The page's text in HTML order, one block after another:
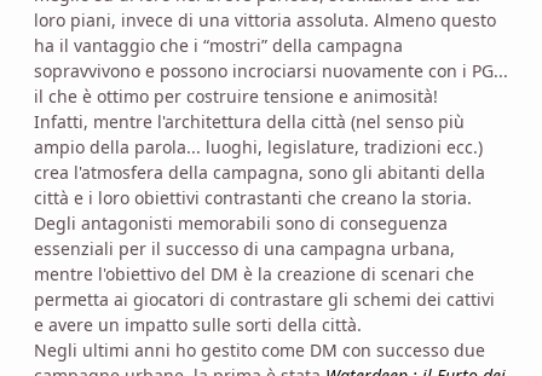
loro piani, invece di una vittoria assoluta. Almeno questo
ha il vantaggio che i “mostri” della campagna
sopravvivono e possono incrociarsi nuovamente con i PG...
il che è ottimo per costruire tensione e animosità!
Infatti, mentre l'architettura della città (nel senso più
ampio della parola... luoghi, legislature, tradizioni ecc.)
crea l'atmosfera della campagna, sono gli abitanti della
città e i loro obiettivi contrastanti che creano la storia.
Degli antagonisti memorabili sono di conseguenza
essenziali per il successo di una campagna urbana,
mentre l'obiettivo del DM è la creazione di scenari che
permetta ai giocatori di contrastare gli schemi dei cattivi
e avere un impatto sulle sorti della città.
Negli ultimi anni ho gestito come DM con successo due